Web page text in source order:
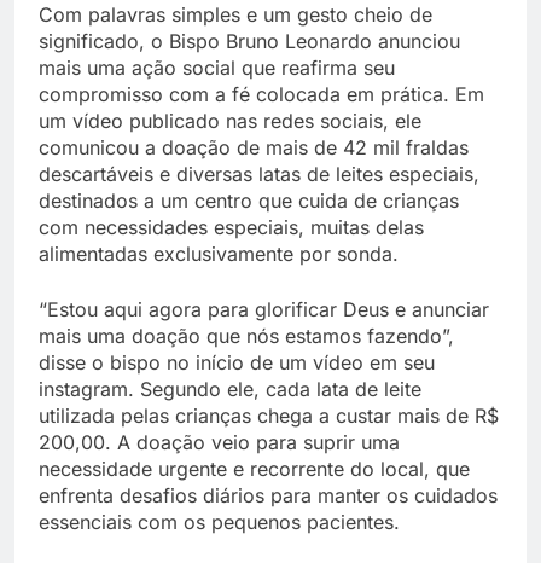
Com palavras simples e um gesto cheio de
significado, o Bispo Bruno Leonardo anunciou
mais uma ação social que reafirma seu
compromisso com a fé colocada em prática. Em
um vídeo publicado nas redes sociais, ele
comunicou a doação de mais de 42 mil fraldas
descartáveis e diversas latas de leites especiais,
destinados a um centro que cuida de crianças
com necessidades especiais, muitas delas
alimentadas exclusivamente por sonda.
“Estou aqui agora para glorificar Deus e anunciar
mais uma doação que nós estamos fazendo”,
disse o bispo no início de um vídeo em seu
instagram. Segundo ele, cada lata de leite
utilizada pelas crianças chega a custar mais de R$
200,00. A doação veio para suprir uma
necessidade urgente e recorrente do local, que
enfrenta desafios diários para manter os cuidados
essenciais com os pequenos pacientes.